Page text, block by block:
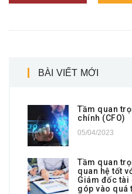
BÀI VIẾT MỚI
Tầm quan
chính (CFO)
05/04/2023
Tầm quan
quan hệ tốt
Giám đốc tài
góp vào quá